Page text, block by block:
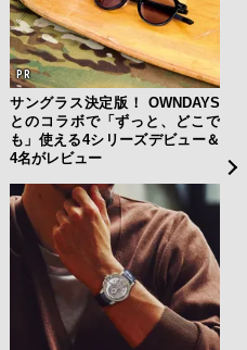
サングラス決定版！ OWNDAYS
とのコラボで「ずっと、どこで
も」使える4シリーズデビュー＆
4名がレビュー
y